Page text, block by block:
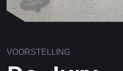
VOORSTELLING